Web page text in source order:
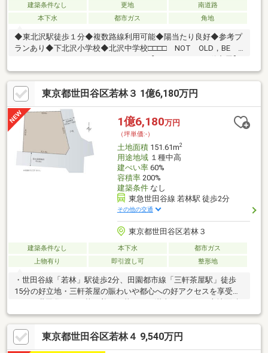
建築条件なし 更地
南道路
本下水
都市ガス 角地
◆東北沢駅徒歩１分◆複数路線利用可能◆陽当たり良好◆参考プ
ランあり◆下北沢小学校◆北沢中学校□□□□ NOT OLD，BE
CLASSIC． □□□□■ウォールメイトは【かかりつけの不動産屋】
として、徹底的にまで顧客主義を貫く事をお約束いたします。■
城南エリアに特化した情報網を駆使し、最良の不動産をご提案。
■住宅ローンシュミレーション無料相談会 毎日随時開催中。■ウ
ォールメイトオリジナルの住宅購入・住替え等について分かりや
すく解説したガイドブックをご希望者様に【無料プレゼント】～
弊社ホームページ～https://wallmate.co.jp/～
東京都世田谷区若林３ 1億6,180万円
1億6,180万円
（坪単価:-）
土地面積151.61m2
用途地域１種中高
建ぺい率60%
容積率200%
建築条件なし
東急世田谷線 若林駅 徒歩2分
その他の交通
東京都世田谷区若林３
建築条件なし 本下水
都市ガス
上物有り
即引渡し可 整形地
・世田谷線「若林」駅徒歩2分、田園都市線「三軒茶屋駅」徒歩
15分の好立地・三軒茶屋の賑わいや都心への好アクセスを享受し
133.80㎡(40.47坪)の整形地・東側道路に加え南側が協定通路にな
っており採光・風通り良好です！・環七道路から約100m入ったと
ころにあるので便利かつ閑静な住宅地・４LDK(車庫2台)の戸建プ
ランあり♪・駅近くにスーパー・コンビニがあり、日常生活の買い
東京都世田谷区若林４ 9,540万円